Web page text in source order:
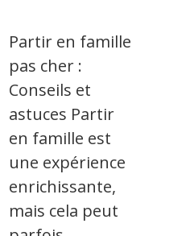
Partir en famille
pas cher :
Conseils et
astuces Partir
en famille est
une expérience
enrichissante,
mais cela peut